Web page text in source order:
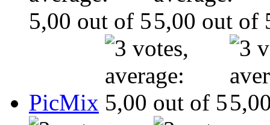
PicMix